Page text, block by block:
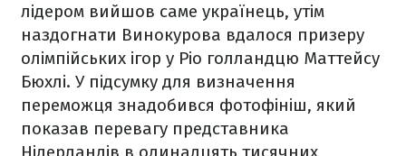
лідером вийшов саме українець, утім
наздогнати Винокурова вдалося призеру
олімпійських ігор у Ріо голландцю Маттейсу
Бюхлі. У підсумку для визначення
переможця знадобився фотофініш, який
показав перевагу представника